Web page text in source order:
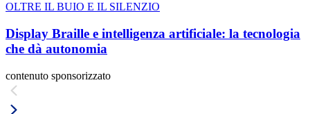
OLTRE IL BUIO E IL SILENZIO
Display Braille e intelligenza artificiale: la tecnologia
che dà autonomia
contenuto sponsorizzato